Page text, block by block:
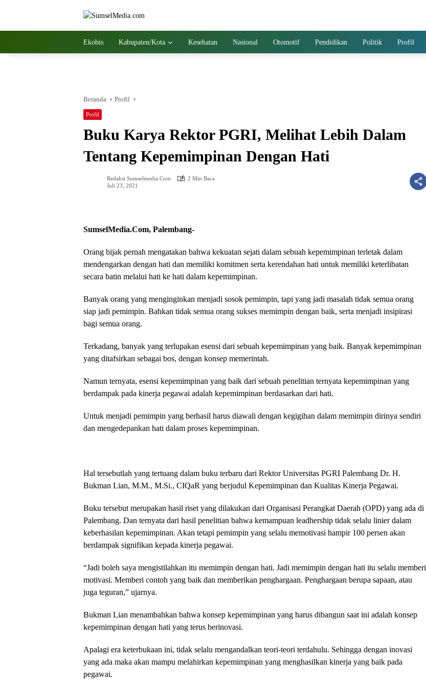
Ekobis Kabupaten/Kota Kesehatan Nasional Otomotif Pendidikan Politik Profil
Beranda Profil
Profil
Buku Karya Rektor PGRI, Melihat Lebih Dalam
Tentang Kepemimpinan Dengan Hati
Redaksi Sumselmedia.com
2 Min Baca
Juli 23, 2021
SumselMedia.Com, Palembang-
Orang bijak pernah mengatakan bahwa kekuatan sejati dalam sebuah kepemimpinan terletak dalam
mendengarkan dengan hati dan memiliki komitmen serta kerendahan hati untuk memiliki keterlibatan
secara batin melalui hati ke hati dalam kepemimpinan.
Banyak orang yang menginginkan menjadi sosok pemimpin, tapi yang jadi masalah tidak semua orang
siap jadi pemimpin. Bahkan tidak semua orang sukses memimpin dengan baik, serta menjadi insipirasi
bagi semua orang.
Terkadang, banyak yang terlupakan esensi dari sebuah kepemimpinan yang baik. Banyak kepemimpinan
yang ditafsirkan sebagai bos, dengan konsep memerintah.
Namun ternyata, esensi kepemimpinan yang baik dari sebuah penelitian ternyata kepemimpinan yang
berdampak pada kinerja pegawai adalah kepemimpinan berdasarkan dari hati.
Untuk menjadi pemimpin yang berhasil harus diawali dengan kegigihan dalam memimpin dirinya sendiri
dan mengedepankan hati dalam proses kepemimpinan.
Hal tersebutlah yang tertuang dalam buku terbaru dari Rektor Universitas PGRI Palembang Dr. H.
Bukman Lian, M.M., M.Si., CIQaR yang berjudul Kepemimpinan dan Kualitas Kinerja Pegawai.
Buku tersebut merupakan hasil riset yang dilakukan dari Organisasi Perangkat Daerah (OPD) yang ada di
Palembang. Dan ternyata dari hasil penelitian bahwa kemampuan leadhership tidak selalu linier dalam
keberhasilan kepemimpinan. Akan tetapi pemimpin yang selalu memotivasi hampir 100 persen akan
berdampak signifikan kepada kinerja pegawai.
“Jadi boleh saya mengistilahkan itu memimpin dengan hati. Jadi memimpin dengan hati itu selalu memberi
motivasi. Memberi contoh yang baik dan memberikan penghargaan. Penghargaan berupa sapaan, atau
juga teguran,” ujarnya.
Bukman Lian menambahkan bahwa konsep kepemimpinan yang harus dibangun saat ini adalah konsep
kepemimpinan dengan hati yang terus berinovasi.
Apalagi era keterbukaan ini, tidak selalu mengandalkan teori-teori terdahulu. Sehingga dengan inovasi
yang ada maka akan mampu melahirkan kepemimpinan yang menghasilkan kinerja yang baik pada
pegawai.